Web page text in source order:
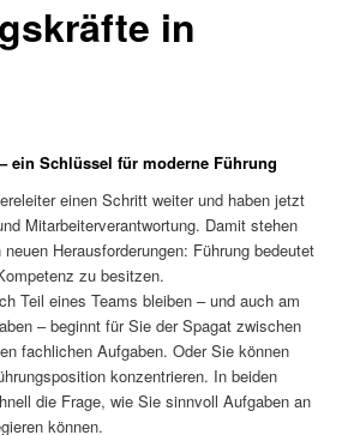
in
ein Schlüssel für moderne Führung
einen Schritt weiter und haben jetzt
Mitarbeiterverantwortung. Damit stehen
Herausforderungen: Führung bedeutet
zu besitzen.
Teil eines Teams bleiben – und auch am
– beginnt für Sie der Spagat zwischen
fachlichen Aufgaben. Oder Sie können
konzentrieren. In beiden
die Frage, wie Sie sinnvoll Aufgaben an
können.